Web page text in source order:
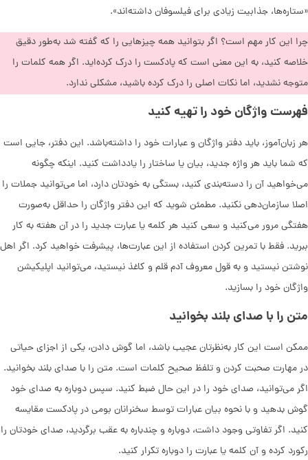
«ستاره‌ها، جذابیت زیادی برای فیلسوفان داشته‌اند».
چرا این کار مهم است؟ اگر بتوانید همه چیزهایی را که گفته شد به‌طور دقیق
خلاصه کنید، به این معنی است که پادکست را درک کرده‌اید. اگر همه کلمات را
متوجه نشدید، اما نکات اصلی را درک کرده باشید، مشکلی ندارد.
فهرست واژگان خود را تهیه کنید
هر زبان‌آموز، باید دفتر واژگان و عبارات خود را داشته‌باشد. این دفتر، جایی است
که شما باید هر واژه جدید، بیان یا ساختار را یادداشت کنید. اینکه چگونه
می‌خواهید آن را دسته‌بندی کنید، بستگی به خودتان دارد، اما می‌توانید جملات را
اصلا سازمان‌دهی نکنید. مطمئن شوید که این دفتر واژگان را حداقل به‌صورت
هفتگی مرور می‌کنید و سعی کنید هر کلمه یا عبارت جدید را در آن هفته به کار
ببرید. فقط با تمرین کردن استفاده از این عبارت‌ها، پیشرفت خواهید کرد. اگر اهل
نوشتن نیستید و به قول معروف آدم قلم و کاغذ نیستید، می‌توانید اپلیکیشن
واژگان خود را بسازید.
متن را با صدای بلند بخوانید
ممکن است این کار به‌نظرتان عجیب باشد، اما گوش دادن، یکی از اجزای حیاتی
در مهارت صحبت کردن و تلفظ صحیح کلمات است. متن را با صدای بلند بخوانید.
اگر می‌توانید، صدای خود را در این حال ضبط کنید. سپس دوباره به صدای خود
گوش بدهید و با نحوه بیان عبارات توسط سخنرانان بومی در پادکست مقایسه
کنید. اگر تفاوتی وجود داشت، دوباره و چندباره به عقب برگردید، صدای خودتان را
رکورد کرده و آن کلمه یا عبارت را دوباره تکرار کنید.